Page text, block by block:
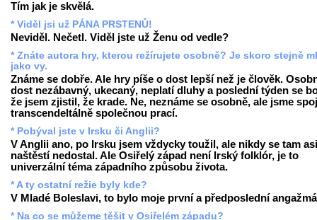
Tím jak je skvělá.
* Viděl jsi už PÁNA PRSTENŮ!
Neviděl. Nečetl. Viděl jste už Ženu od vedle?
* Znáte autora hry, kterou režírujete osobně? Je skoro stejně
jako vy.
Známe se dobře. Ale hry píše o dost lepší než je člověk.
dost nezábavný, ukecaný, neplatí dluhy a poslední týden se
že jsem zjistil, že krade. Ne, neznáme se osobně, ale jsme
transcendeltálně společnou prací.
* Pobýval jste v Irsku či Anglii?
V Anglii ano, po Irsku jsem vždycky toužil, ale nikdy se tam asi
naštěstí nedostal. Ale Osiřelý západ není Irský folklór, je to
univerzální téma západního způsobu života.
* A ty ostatní režie byly kde?
V Mladé Boleslavi, to bylo moje první a předposlední
* Na co se můžeme těšit v Osiřelém západu?